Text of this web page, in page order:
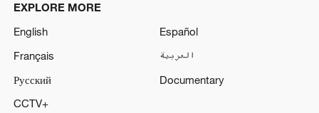
EXPLORE MORE
English
Español
Français
العربية
Русский
Documentary
CCTV+